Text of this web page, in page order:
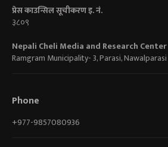
प्रेस काउन्सिल सूचीकरण इ. नं.
३८०९
Nepali Cheli Media and Research Center
Ramgram Municipality- 3, Parasi, Nawalparasi
Phone
+977-9857080936